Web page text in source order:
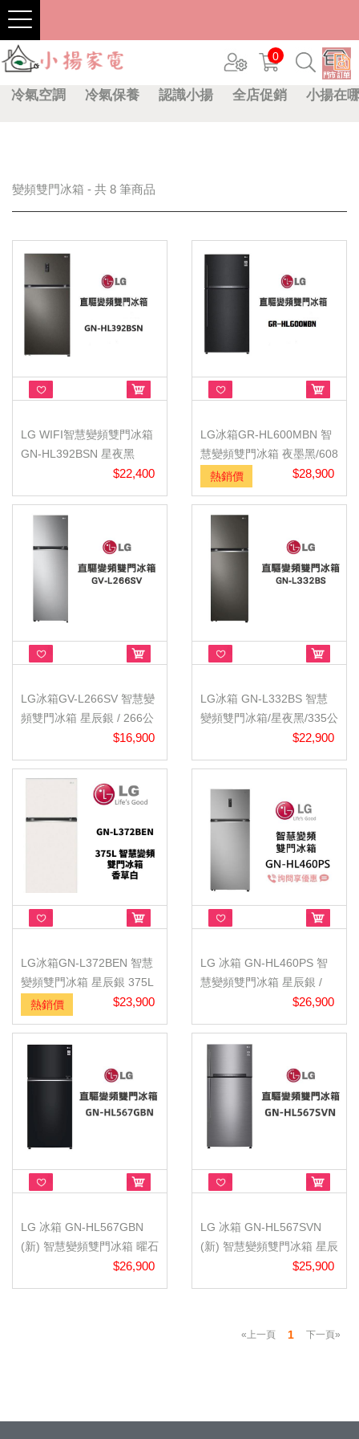
0
冷氣空調 冷氣保養 認識小揚 全店促銷 小揚在
變頻雙門冰箱 - 共 8 筆商品
LG WIFI智慧變頻雙門冰箱
GN-HL392BSN 星夜黑
$22,400
LG冰箱GR-HL600MBN 智
慧變頻雙門冰箱 夜墨黑/608
公升
$28,900
熱銷價
LG冰箱GV-L266SV 智慧變
頻雙門冰箱 星辰銀 / 266公
$16,900
LG冰箱 GN-L332BS 智慧
變頻雙門冰箱/星夜黑/335公
$22,900
LG冰箱GN-L372BEN 智慧
變頻雙門冰箱 星辰銀 375L
$23,900
熱銷價
LG 冰箱 GN-HL460PS 智
慧變頻雙門冰箱 星辰銀 /
$26,900
LG 冰箱 GN-HL567GBN
(新) 智慧變頻雙門冰箱 曜石
$26,900
LG 冰箱 GN-HL567SVN
(新) 智慧變頻雙門冰箱 星辰
$25,900
«上一頁 1 下一頁»